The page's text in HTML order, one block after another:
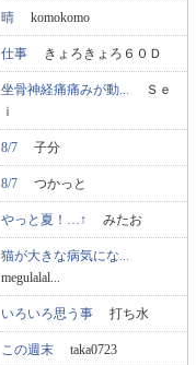
晴 komokomo
仕事 きょろきょろ６０Ｄ
坐骨神経痛痛みが動...
Ｓｅ
ｉ
8/7 子分
8/7 つかっと
やっと夏！…↑ みたお
猫が大きな病気にな...
megulalal...
いろいろ思う事 打ち水
この週末 taka0723